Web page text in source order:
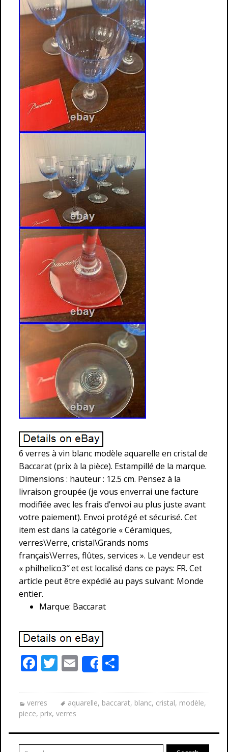
6 verres à vin blanc modèle aquarelle en cristal de
Baccarat (prix à la pièce). Estampillé de la marque.
Dimensions : hauteur : 12.5 cm. Pensez à la
livraison groupée (je vous enverrai une facture
modifiée avec les frais d’envoi au plus juste avant
votre paiement). Envoi protégé et sécurisé. Cet
item est dans la catégorie « Céramiques,
verres\Verre, cristal\Grands noms
français\Verres, flûtes, services ». Le vendeur est
« philhelico3″ et est localisé dans ce pays: FR. Cet
article peut être expédié au pays suivant: Monde
entier.
Marque: Baccarat
F
e
b
o
o
T
itt
er
E
m
ai
l
Share
ta
g
er
verres aquarelle, baccarat, blanc, cristal, modèle,
piece, prix, verres